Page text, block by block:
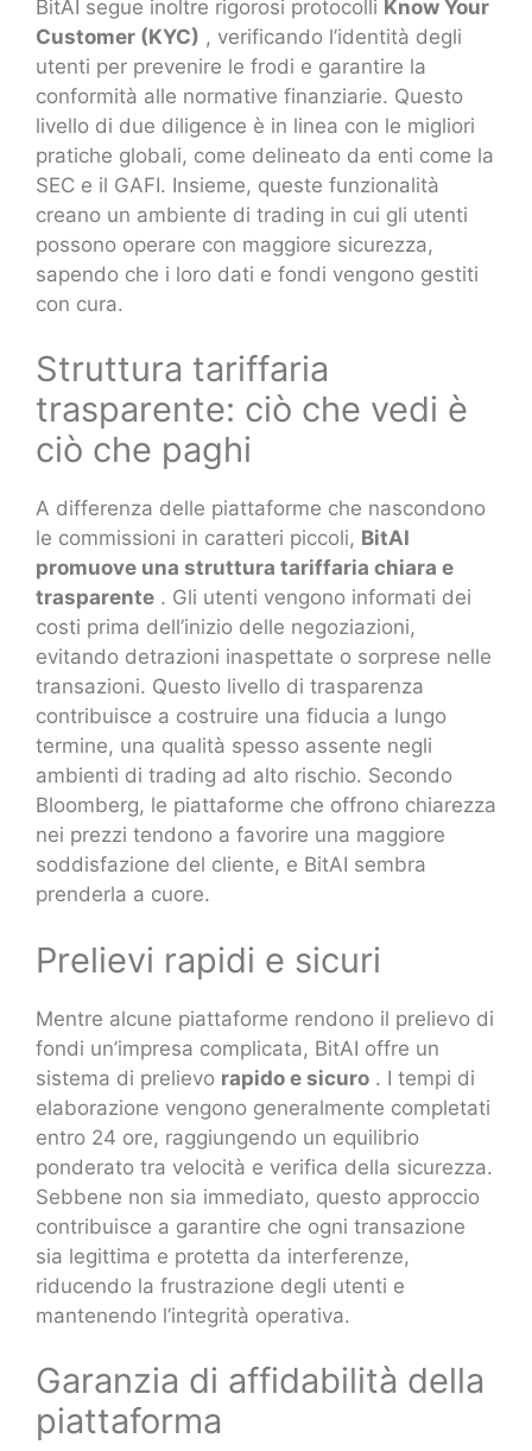
BitAI segue inoltre rigorosi protocolli Know Your
Customer (KYC) , verificando l’identità degli
utenti per prevenire le frodi e garantire la
conformità alle normative finanziarie. Questo
livello di due diligence è in linea con le migliori
pratiche globali, come delineato da enti come la
SEC e il GAFI. Insieme, queste funzionalità
creano un ambiente di trading in cui gli utenti
possono operare con maggiore sicurezza,
sapendo che i loro dati e fondi vengono gestiti
con cura.
Struttura tariffaria
trasparente: ciò che vedi è
ciò che paghi
A differenza delle piattaforme che nascondono
le commissioni in caratteri piccoli, BitAI
promuove una struttura tariffaria chiara e
trasparente . Gli utenti vengono informati dei
costi prima dell’inizio delle negoziazioni,
evitando detrazioni inaspettate o sorprese nelle
transazioni. Questo livello di trasparenza
contribuisce a costruire una fiducia a lungo
termine, una qualità spesso assente negli
ambienti di trading ad alto rischio. Secondo
Bloomberg, le piattaforme che offrono chiarezza
nei prezzi tendono a favorire una maggiore
soddisfazione del cliente, e BitAI sembra
prenderla a cuore.
Prelievi rapidi e sicuri
Mentre alcune piattaforme rendono il prelievo di
fondi un’impresa complicata, BitAI offre un
sistema di prelievo rapido e sicuro . I tempi di
elaborazione vengono generalmente completati
entro 24 ore, raggiungendo un equilibrio
ponderato tra velocità e verifica della sicurezza.
Sebbene non sia immediato, questo approccio
contribuisce a garantire che ogni transazione
sia legittima e protetta da interferenze,
riducendo la frustrazione degli utenti e
mantenendo l’integrità operativa.
Garanzia di affidabilità della
piattaforma